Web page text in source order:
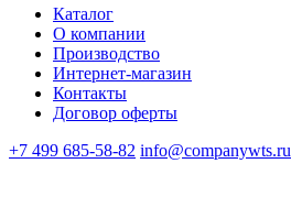
Каталог
О компании
Производство
Интернет-магазин
Контакты
Договор оферты
+7 499 685-58-82 info@companywts.ru